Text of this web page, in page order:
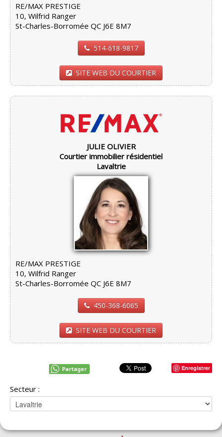
RE/MAX PRESTIGE
10, Wilfrid Ranger
St-Charles-Borromée QC J6E 8M7
514-618-9817
SITE WEB DU COURTIER
JULIE OLIVIER
Courtier immobilier résidentiel
Lavaltrie
RE/MAX PRESTIGE
10, Wilfrid Ranger
St-Charles-Borromée QC J6E 8M7
450-368-6065
SITE WEB DU COURTIER
Enregistrer
Partager
Secteur :